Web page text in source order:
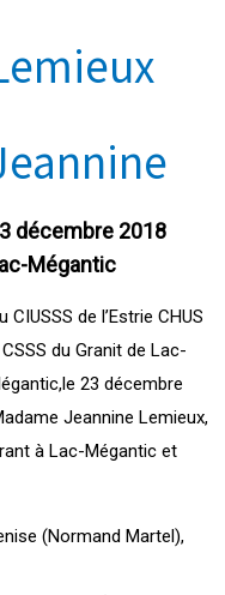
décembre 2018
Mégantic
CIUSSS de l’Estrie CHUS
du Granit de Lac-
23 décembre
Jeannine Lemieux,
à Lac-Mégantic et
(Normand Martel),